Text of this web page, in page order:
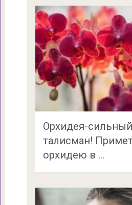
Орхидея-
талисман!
орхидею в …